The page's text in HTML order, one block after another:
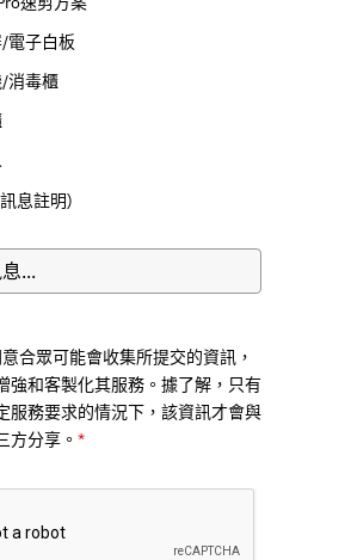
電子白板
消毒櫃
息註明)
合眾可能會收集所提交的資訊，
強和客製化其服務。據了解，只有
服務要求的情況下，該資訊才會與
方分享。 *